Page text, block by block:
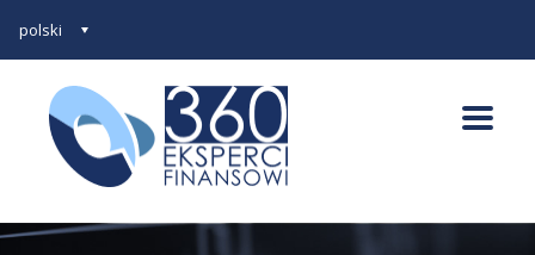
polski